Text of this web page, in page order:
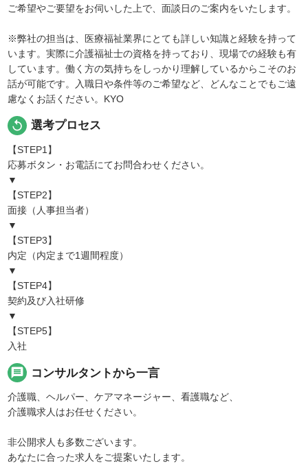
ご希望やご要望をお伺いした上で、面談日のご案内をいたします。
※弊社の担当は、医療福祉業界にとても詳しい知識と経験を持って
います。実際に介護福祉士の資格を持っており、現場での経験も有
しています。働く方の気持ちをしっかり理解しているからこそのお
話が可能です。入職日や条件等のご希望など、どんなことでもご遠
慮なくお話ください。KYO
replay 選考プロセス
【STEP1】
応募ボタン・お電話にてお問合わせください。
▼
【STEP2】
面接（人事担当者）
▼
【STEP3】
内定（内定まで1週間程度）
▼
【STEP4】
契約及び入社研修
▼
【STEP5】
入社
message コンサルタントから一言
介護職、ヘルパー、ケアマネージャー、看護職など、
介護職求人はお任せください。
非公開求人も多数ございます。
あなたに合った求人をご提案いたします。